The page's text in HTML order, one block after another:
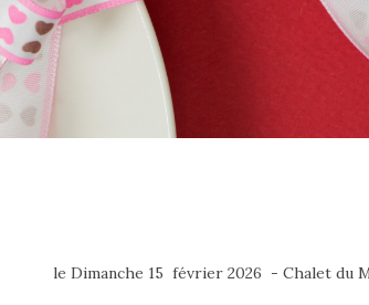
le Dimanche 15 février 2026 - Chalet du